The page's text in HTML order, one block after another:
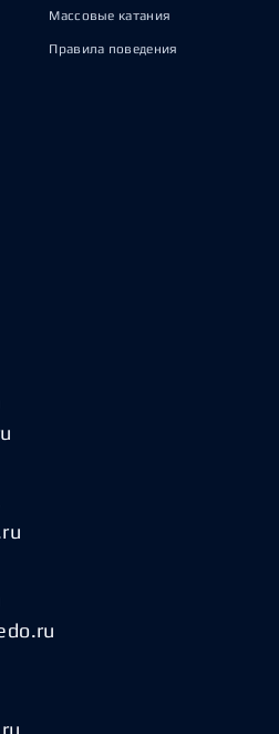
Массовые катания
Правила поведения